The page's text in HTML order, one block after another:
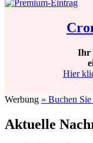
Ihr
Hier
Werbung » Buchen
Aktuelle